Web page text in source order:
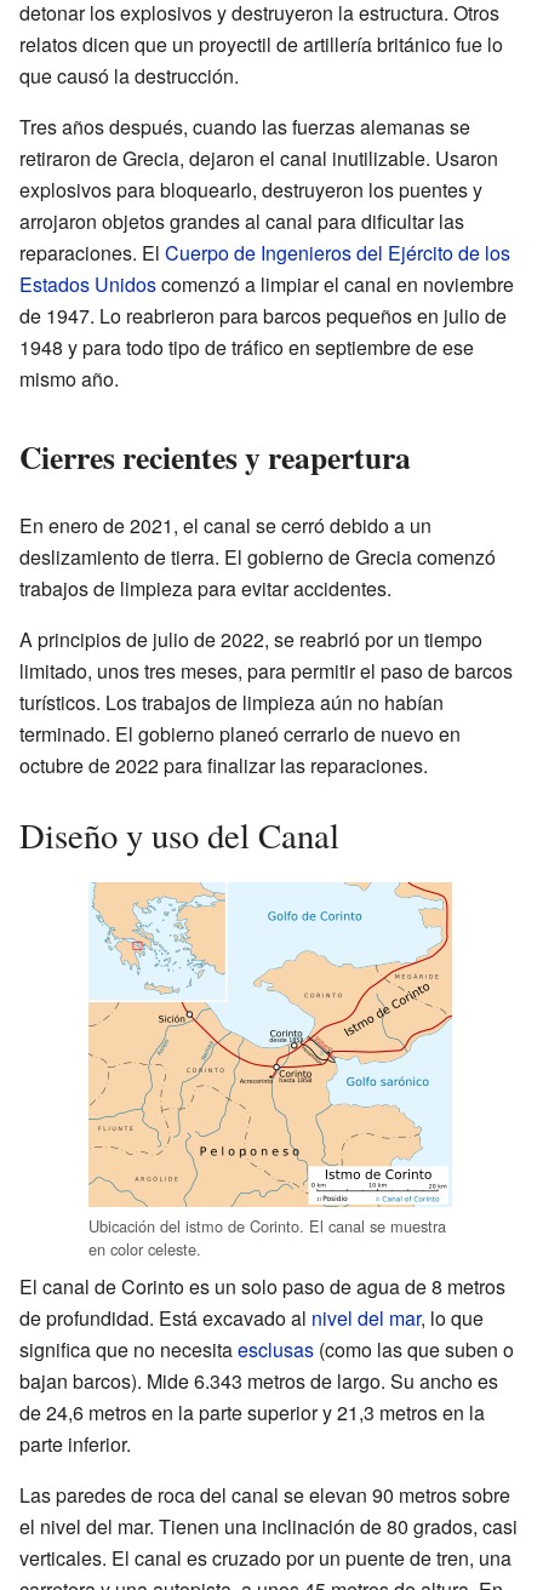
detonar los explosivos y destruyeron la estructura. Otros
relatos dicen que un proyectil de artillería británico fue lo
que causó la destrucción.
Tres años después, cuando las fuerzas alemanas se
retiraron de Grecia, dejaron el canal inutilizable. Usaron
explosivos para bloquearlo, destruyeron los puentes y
arrojaron objetos grandes al canal para dificultar las
reparaciones. El Cuerpo de Ingenieros del Ejército de los
Estados Unidoscomenzó a limpiar el canal en noviembre
de 1947. Lo reabrieron para barcos pequeños en julio de
1948 y para todo tipo de tráfico en septiembre de ese
mismo año.
Cierres recientes y reapertura
En enero de 2021, el canal se cerró debido a un
deslizamiento de tierra. El gobierno de Grecia comenzó
trabajos de limpieza para evitar accidentes.
A principios de julio de 2022, se reabrió por un tiempo
limitado, unos tres meses, para permitir el paso de barcos
turísticos. Los trabajos de limpieza aún no habían
terminado. El gobierno planeó cerrarlo de nuevo en
octubre de 2022 para finalizar las reparaciones.
Diseño y uso del Canal
Ubicación del istmo de Corinto. El canal se muestra
en color celeste.
El canal de Corinto es un solo paso de agua de 8 metros
de profundidad. Está excavado al nivel del mar, lo que
significa que no necesitaesclusas (como las que suben o
bajan barcos). Mide 6.343 metros de largo. Su ancho es
de 24,6 metros en la parte superior y 21,3 metros en la
parte inferior.
Las paredes de roca del canal se elevan 90 metros sobre
el nivel del mar. Tienen una inclinación de 80 grados, casi
verticales. El canal es cruzado por un puente de tren, una